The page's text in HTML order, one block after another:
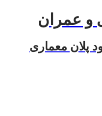
و عمران
پلان معماری